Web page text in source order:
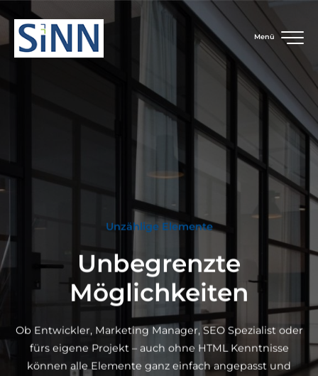
Menü
Unzählige Elemente
Unbegrenzte
Möglichkeiten
Ob Entwickler, Marketing Manager, SEO Spezialist oder
fürs eigene Projekt – auch ohne HTML Kenntnisse
können alle Elemente ganz einfach angepasst und